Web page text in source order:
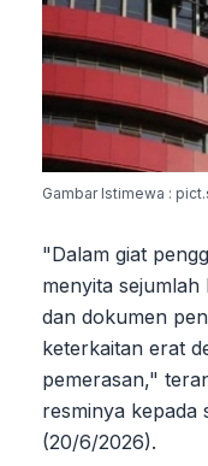
Gambar Istimewa :
"Dalam giat
menyita
dan dokumen
keterkaitan erat
pemerasan,"
resminya kepada
(20/6/2026).